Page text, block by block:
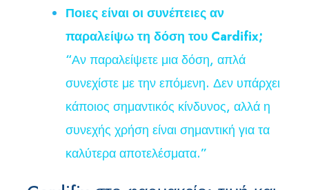
Ποιες είναι οι συνέπειες αν
παραλείψω τη δόση του Cardifix;
“Αν παραλείψετε μια δόση, απλά
συνεχίστε με την επόμενη. Δεν υπάρχει
κάποιος σημαντικός κίνδυνος, αλλά η
συνεχής χρήση είναι σημαντική για τα
καλύτερα αποτελέσματα.”